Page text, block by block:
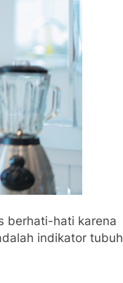
berhati-hati karena
indikator tubuh